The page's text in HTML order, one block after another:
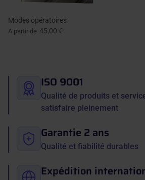
Modes opératoires
A partir de 45,00 €
ISO 9001
Qualité de produits et
satisfaire pleinement
Garantie 2 ans
Qualité et fiabilité durables
Expédition